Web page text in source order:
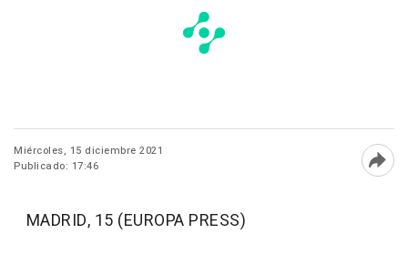
Miércoles, 15 diciembre 2021
Publicado: 17:46
MADRID, 15 (EUROPA PRESS)